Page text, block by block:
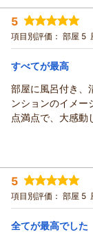
癒しのひととき
また来年もお会
楽しみにしてお
た。
宿泊時期： 2025年
投稿者： Ghostさん
宿泊プラン： 不思議
と伊フルコース基本
宿泊価格帯： 13,001
ヒーリングイン ホ
★ Ghost様
この度はご宿泊
誠にありがとう
アイスクリーム
スを
お楽しみいただ
お食事もご満足
またお会いでき
ありがとうござい
5
項目別評価： 部屋 5
すべてが最高
部屋に風呂付き、
ンションのイメー
点満点で、大感動
投稿者： らんたのパ
宿泊プラン： 不思議
と伊フルコース基本
宿泊価格帯： 21,001
5
項目別評価： 部屋 5
全てが最高でした